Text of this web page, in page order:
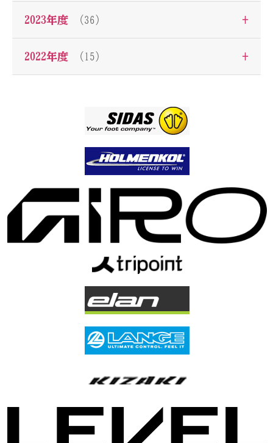
2023年度 （36） +
2022年度 （15） +